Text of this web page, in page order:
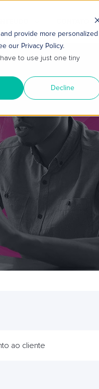
provide more personalized
our Privacy Policy.
to use just one tiny
Decline
ao cliente